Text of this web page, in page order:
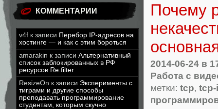
КОММЕНТАРИИ
v4f к записи Перебор IP-адресов на
хостинге — и как с этим бороться
amarakin к записи Альтернативный
список заблокированных в РФ
ресурсов Re:filter
ResizeOn к записи Эксперименты с
тиграми и другие способы
преподавать программирование
студентам, которым скучно
Почему
2014-06-24 в
Работа с
метки: tcp,